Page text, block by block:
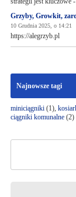
Grzyby, Growkit,
10 Grudnia 2025, o 14:21
https://alegrzyb.pl
Najnowsze tagi
miniciągniki(1),
ciągniki komunalne(2)